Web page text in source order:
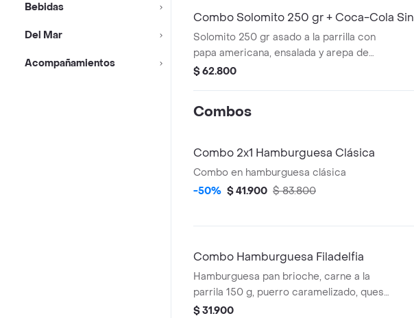
Bebidas
Del Mar
Acompañamientos
Combo Solomito 250 gr + Coca-Cola Sin
Azúcar 450 ml
Solomito 250 gr asado a la parrilla con
papa americana, ensalada y arepa de
queso. + Gaseosa
$ 62.800
Combos
Combo 2x1 Hamburguesa Clásica
Combo en hamburguesa clásica
-50% $ 41.900 $ 83.800
Combo Hamburguesa Filadelfia
Hamburguesa pan brioche, carne a la
parrila 150 g, puerro caramelizado, queso
philadelphia, mozzarella, lechuga, tomate y
$ 31.900